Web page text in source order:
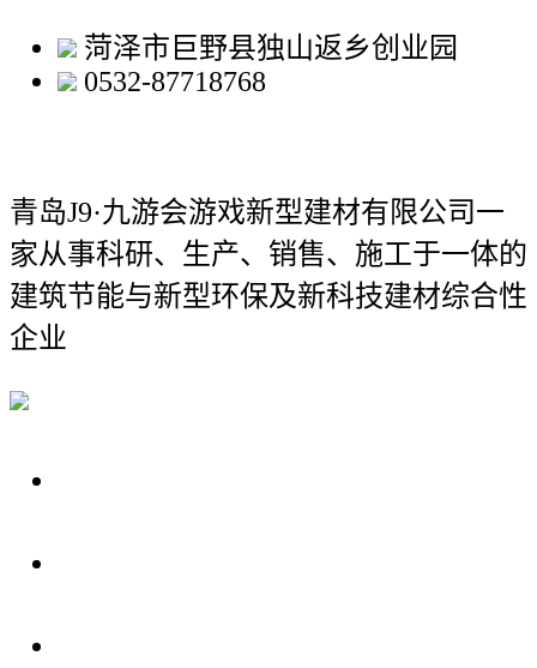
菏泽市巨野县独山返乡创业园
0532-87718768
青岛J9·九游会游戏新型建材有限公司一
家从事科研、生产、销售、施工于一体的
建筑节能与新型环保及新科技建材综合性
企业